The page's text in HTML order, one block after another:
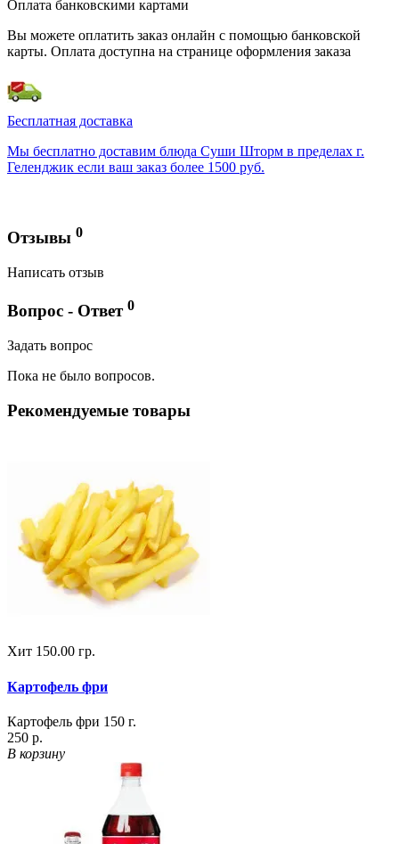
Оплата банковскими картами
Вы можете оплатить заказ онлайн с помощью банковской
карты. Оплата доступна на странице оформления заказа
Бесплатная доставка
Мы бесплатно доставим блюда Суши Шторм в пределах г.
Геленджик если ваш заказ более 1500 руб.
Отзывы 0
Написать отзыв
Вопрос - Ответ 0
Задать вопрос
Пока не было вопросов.
Рекомендуемые товары
Хит 150.00 гр.
Картофель фри
Картофель фри 150 г.
250 р.
В корзину